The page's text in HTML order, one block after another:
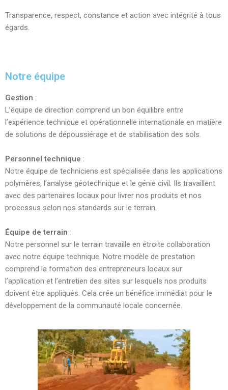
Transparence, respect, constance et action avec intégrité à tous
égards.
Notre équipe
Gestion :
L’équipe de direction comprend un bon équilibre entre
l’expérience technique et opérationnelle internationale en matière
de solutions de dépoussiérage et de stabilisation des sols.
Personnel technique :
Notre équipe de techniciens est spécialisée dans les applications
polymères, l’analyse géotechnique et le génie civil. Ils travaillent
avec des partenaires locaux pour livrer nos produits et nos
processus selon nos standards sur le terrain.
Équipe de terrain :
Notre personnel sur le terrain travaille en étroite collaboration
avec notre équipe technique. Notre modèle de prestation
comprend la formation des entrepreneurs locaux sur
l’application et l’entretien des sites sur lesquels nos produits
doivent être appliqués. Cela crée un bénéfice immédiat pour le
développement de la communauté locale concernée.